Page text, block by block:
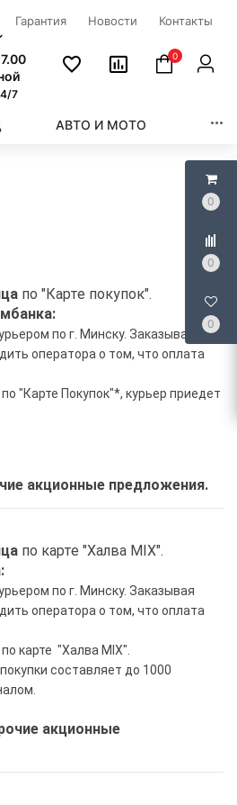
0
0
0
Гарантия Новости Контакты
7
0
АВТО И МОТО
по "Карте покупок".
по г. Минску. Заказывая
оператора о том, что оплата
"Карте Покупок"*, курьер приедет
акционные предложения.
по карте "Халва MIX".
по г. Минску. Заказывая
оператора о том, что оплата
карте "Халва MIX".
составляет до 1000
акционные